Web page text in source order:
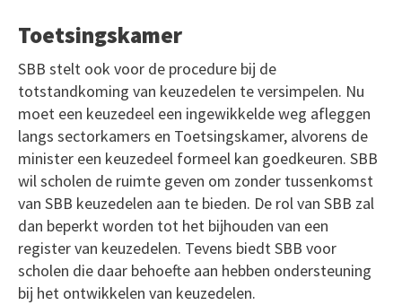
Toetsingskamer
SBB stelt ook voor de procedure bij de
totstandkoming van keuzedelen te versimpelen. Nu
moet een keuzedeel een ingewikkelde weg afleggen
langs sectorkamers en Toetsingskamer, alvorens de
minister een keuzedeel formeel kan goedkeuren. SBB
wil scholen de ruimte geven om zonder tussenkomst
van SBB keuzedelen aan te bieden. De rol van SBB zal
dan beperkt worden tot het bijhouden van een
register van keuzedelen. Tevens biedt SBB voor
scholen die daar behoefte aan hebben ondersteuning
bij het ontwikkelen van keuzedelen.